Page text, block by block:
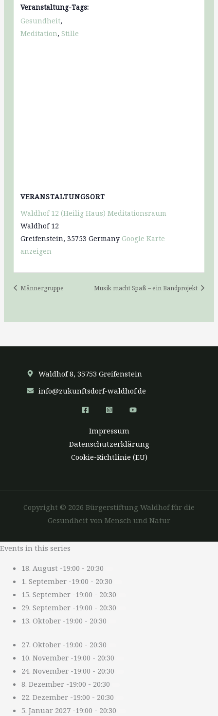
Veranstaltung-Tags:
Gesundheit,
Meditation,Stille
VERANSTALTUNGSORT
Waldhof 12 (Heilig Haus) Meditationsraum
Waldhof 12
Greifenstein, 35753 Germany Google Karte
anzeigen
Männergruppe Musik macht Spaß – ein Bandprojekt
Waldhof 8, 35753 Greifenstein
info@zukunftsdorf-waldhof.de
Impressum
Datenschutzerklärung
Cookie-Richtlinie (EU)
Copyright © 2026 Bürgerstiftung Waldhof für die
Gesundheit von Mensch und Natur
Events in this series
18. August -19:00 - 20:30
1. September -19:00 - 20:30
15. September -19:00 - 20:30
29. September -19:00 - 20:30
13. Oktober -19:00 - 20:30
27. Oktober -19:00 - 20:30
10. November -19:00 - 20:30
24. November -19:00 - 20:30
8. Dezember -19:00 - 20:30
22. Dezember -19:00 - 20:30
5. Januar 2027 -19:00 - 20:30